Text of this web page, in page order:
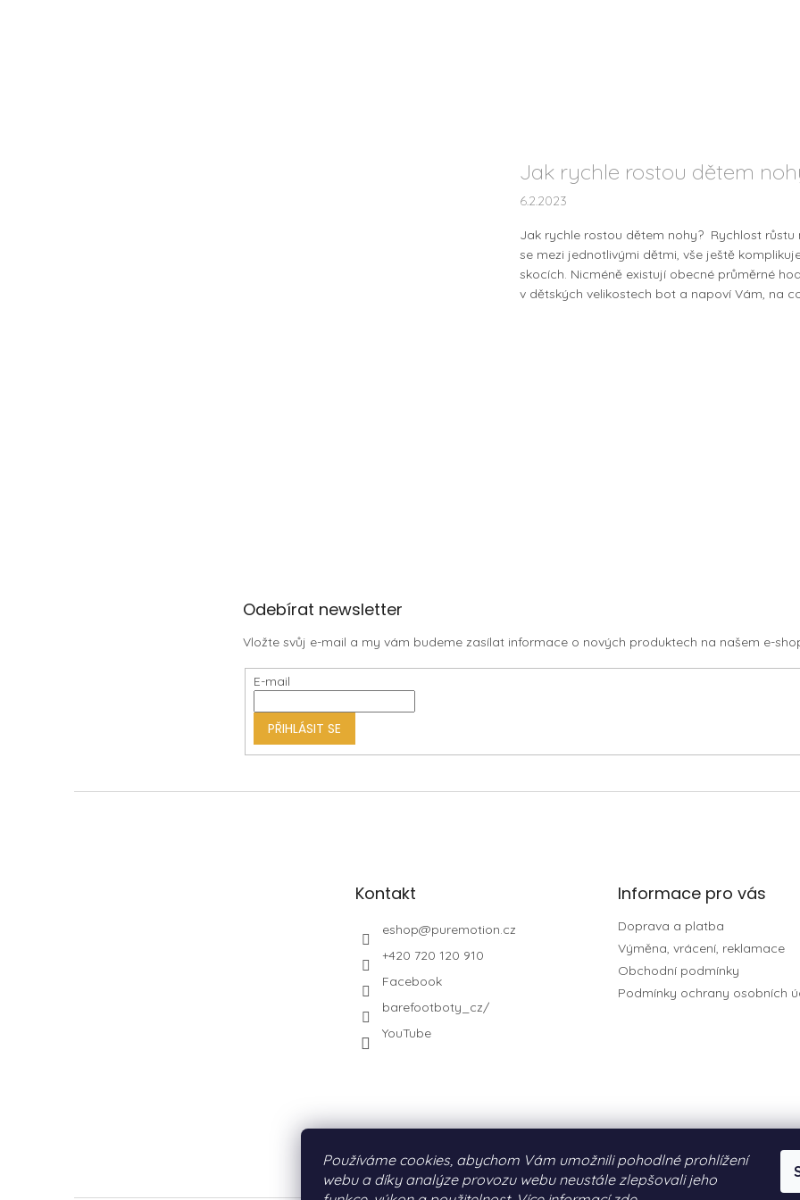
Používáme cookies, abychom Vám umožnili pohodlné prohlížení
webu a díky analýze provozu webu neustále zlepšovali jeho
Jak rychle rostou dětem
6.2.2023
Jak rychle rostou dětem nohy? Rychlost
se mezi jednotlivými dětmi, vše ještě
skocích. Nicméně existují obecné průměrné
v dětských velikostech bot a napoví Vám, na
d
a
c
k
v
Odebírat newsletter
Vložte svůj e-mail a my vám budeme zasílat informace o nových produktech na našem e-
E-mail
PŘIHLÁSIT SE
Kontakt
eshop@puremotion.cz
+420 720 120 910
Facebook
barefootboty_cz/
YouTube
Informace pro vás
Doprava a platba
Výměna, vrácení, reklamace
Obchodní podmínky
Podmínky ochrany osobních